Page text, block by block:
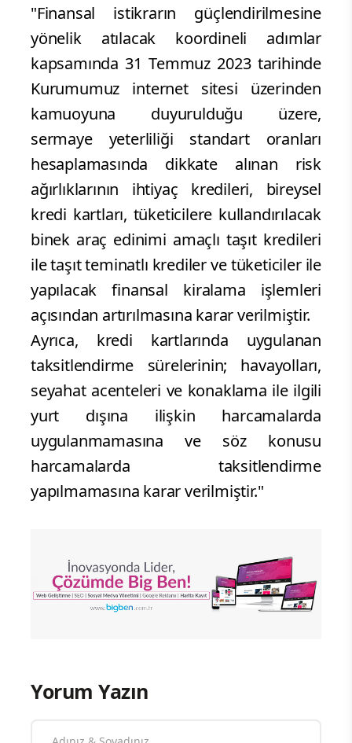
"Finansal istikrarın güçlendirilmesine
yönelik atılacak koordineli adımlar
kapsamında 31 Temmuz 2023 tarihinde
Kurumumuz internet sitesi üzerinden
kamuoyuna duyurulduğu üzere,
sermaye yeterliliği standart oranları
hesaplamasında dikkate alınan risk
ağırlıklarının ihtiyaç kredileri, bireysel
kredi kartları, tüketicilere kullandırılacak
binek araç edinimi amaçlı taşıt kredileri
ile taşıt teminatlı krediler ve tüketiciler ile
yapılacak finansal kiralama işlemleri
açısından artırılmasına karar verilmiştir.
Ayrıca, kredi kartlarında uygulanan
taksitlendirme sürelerinin; havayolları,
seyahat acenteleri ve konaklama ile ilgili
yurt dışına ilişkin harcamalarda
uygulanmamasına ve söz konusu
harcamalarda taksitlendirme
yapılmamasına karar verilmiştir."
Yorum Yazın